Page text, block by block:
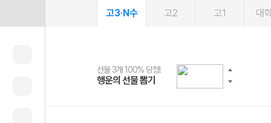
고3·N수 고2 고1 대
선물 3개 100% 당첨!
행운의 선물 뽑기
선물 100% 증정!
메가스터디 X 올리브
여름방학 스터디 캐시백
메가런 썸머스쿨
2027 러셀 단과
강사 공개선발
스마트러닝앱
설문 EVENT
메가패스
3일 무료 체험권
메가패스 수강생 무료혜택!
메가클럽 멤버십
사회공헌 캠페인
희망이룸 메가나눔